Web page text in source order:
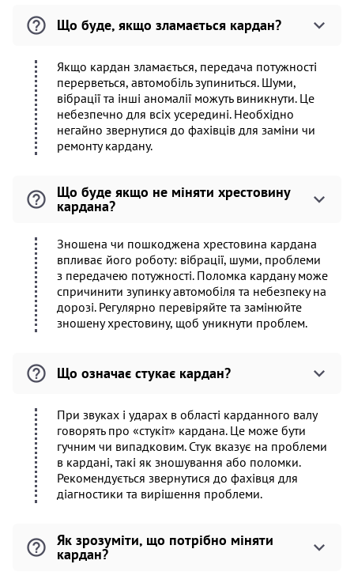
Що буде, якщо зламається кардан?
Якщо кардан зламається, передача потужності
перерветься, автомобіль зупиниться. Шуми,
вібрації та інші аномалії можуть виникнути. Це
небезпечно для всіх усередині. Необхідно
негайно звернутися до фахівців для заміни чи
ремонту кардану.
Що буде якщо не міняти хрестовину
кардана?
Зношена чи пошкоджена хрестовина кардана
впливає його роботу: вібрації, шуми, проблеми
з передачею потужності. Поломка кардану може
спричинити зупинку автомобіля та небезпеку на
дорозі. Регулярно перевіряйте та замінюйте
зношену хрестовину, щоб уникнути проблем.
Що означає стукає кардан?
При звуках і ударах в області карданного валу
говорять про «стукіт» кардана. Це може бути
гучним чи випадковим. Стук вказує на проблеми
в кардані, такі як зношування або поломки.
Рекомендується звернутися до фахівця для
діагностики та вирішення проблеми.
Як зрозуміти, що потрібно міняти
кардан?